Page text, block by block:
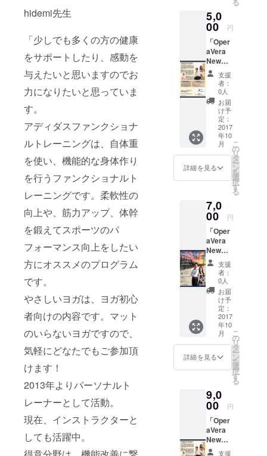
hidemi先生
「少しでも多くの方の健康
をサポートしたり、感動を
与えたいと思いますのでお
力になりたいと思っていま
す。
アディダスファンクショナ
ルトレーニングは、自体重
を使い、機能的な身体作り
を行うファンクショナルト
レーニングです。柔軟性の
向上や、筋力アップ、体幹
を鍛えてスポーツのパ
フォーマンス向上をしたい
方にオススメのプログラム
です。
やさしいヨガは、ヨガ初心
者向けの内容です。マット
のいらないヨガですので、
気軽にどなたでもご参加頂
けます！
2013年よりパーソナルト
レーナーとして活動。
現在、インストラクターと
しても活躍中。
格》
●TTMS
認定 タ
イ古式
マッ
サージ
協会認
定セラ
ピスト
●JTTM
A認定
プロ
フェッ
ショナ
ルセラ
●adidas
Functio
認定イ
ンスト
ラク
ター ●
高津文
美子式
フェイ
シャル
ヨガ認
定イン
ストラ
クター
●全日本
空手道
連盟公
(駐車場
満車の
りま
す。時
間にゆ
とりを
持って
ご来場
くださ
ナーと
して活
動。 現
在、イ
ンスト
ラク
ターと
しても
活躍
中。 得
意分野
は、機
能改善
に繋が
るタイ
マッ
サー
格》
●TTMS
認定 タ
イ古式
マッ
サージ
協会認
定セラ
ピスト
●JTTM
A認定
プロ
フェッ
ショナ
ルセラ
●adidas
Functio
認定イ
ンスト
ラク
ター ●
高津文
美子式
の健康
をサ
ポート
した
り、感
動を与
えたい
と思い
ますの
でお力
になり
たいと
思って
いま
す。」
2013年
より
ナーと
して活
動。 現
在、イ
ンスト
ラク
ターと
しても
活躍
中。 得
意分野
は、機
能改善
に繋が
るタイ
マッ
サー
格》
●TTMS
認定 タ
イ古式
マッ
サージ
協会認
ピー」
10月９
日(月曜)
体育の
日当日
午後０
時半ま
でに練
馬区総
合体育
館内会
場に来
られる
方の
み。
hidemi
先生
の健康
をサ
ポート
した
り、感
動を与
えたい
と思い
ますの
でお力
になり
たいと
思って
いま
す。」
2013年
より
ナーと
して活
動。 現
在、イ
ンスト
ラク
ターと
5,0
00 円
「Oper
aVera
New
Year
Concer
t」2018
年１月
９日(火
曜)19:1
5開演
会場東
京都練
馬区大
泉学園
ゆめり
あホー
セット
(チケッ
ト大人
１枚＋
高校生
以下1
枚)
OperaV
era 西
田真以
さん、
パオロ
アンド
レア・
ディピ
エトロ
さんの
き 10月
９日(月
曜)練馬
区立総
合体育
館にご
来場さ
支援
者：
0人
お届
け予
定：
2017
年10
月
詳細を見る
こ
の
リ
タ
ー
ン
を
選
択
す
る
7,0
00 円
「Oper
aVera
New
Year
Concer
t」2018
年１月
９日(火
曜)19:1
5開演
会場東
京都練
馬区大
泉学園
ゆめり
あホー
セット
(チケッ
ト大人
１枚＋
高校生
以下2
枚)
支援
者：
0人
お届
け予
定：
2017
年10
月
詳細を見る
こ
の
リ
タ
ー
ン
を
選
択
す
る
9,0
00 円
「Oper
aVera
New
Year支援